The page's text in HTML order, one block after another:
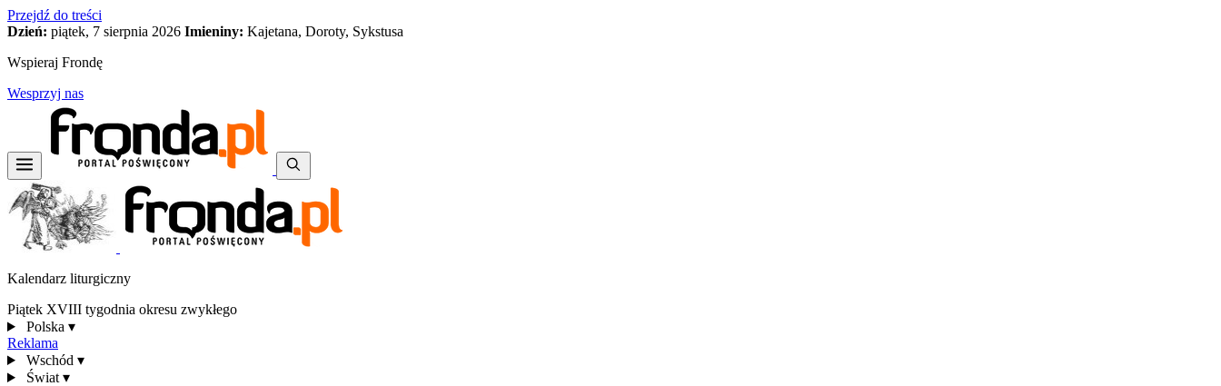
Przejdź do treści
Dzień: piątek, 7 sierpnia 2026 Imieniny: Kajetana, Doroty, Sykstusa
Wspieraj Frondę
Wesprzyj nas
Kalendarz liturgiczny
Piątek XVIII tygodnia okresu zwykłego
Polska ▾
Reklama
Wschód ▾
Świat ▾